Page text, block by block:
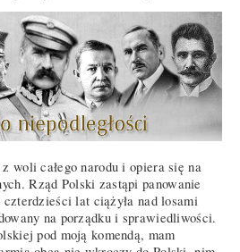
woli całego narodu i opiera się na
Rząd Polski zastąpi panowanie
lat ciążyła nad losami
na porządku i sprawiedliwości.
pod moją komendą, mam